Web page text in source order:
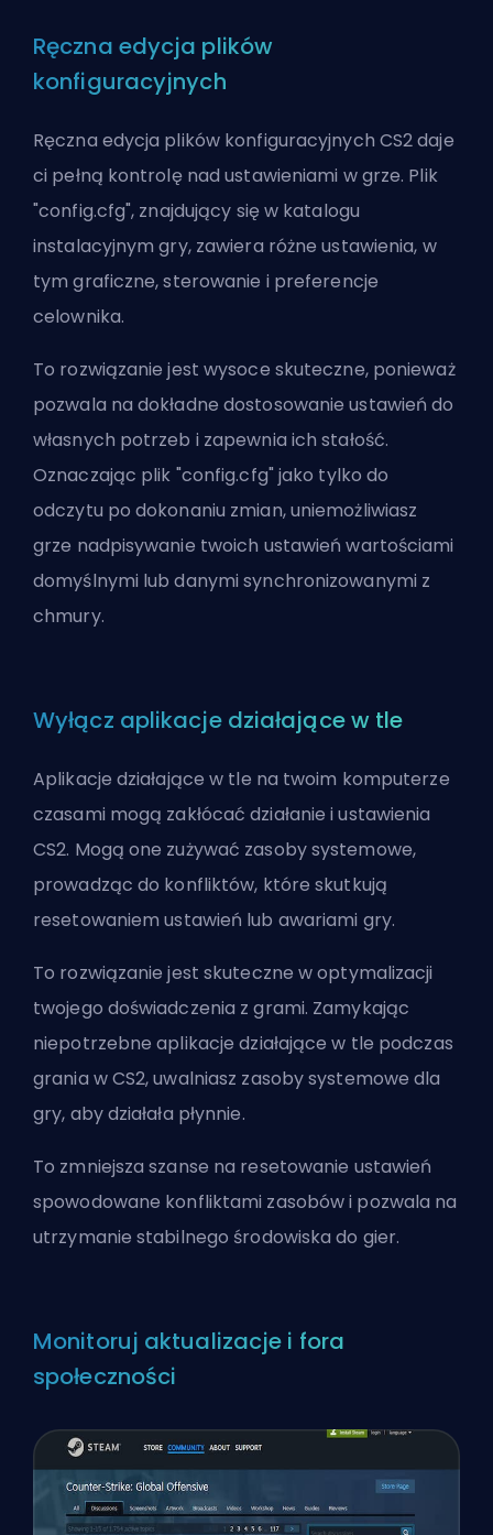
Ręczna edycja plików
konfiguracyjnych
Ręczna edycja plików konfiguracyjnych CS2 daje
ci pełną kontrolę nad ustawieniami w grze. Plik
"config.cfg", znajdujący się w katalogu
instalacyjnym gry, zawiera różne ustawienia, w
tym graficzne, sterowanie i preferencje
celownika.
To rozwiązanie jest wysoce skuteczne, ponieważ
pozwala na dokładne dostosowanie ustawień do
własnych potrzeb i zapewnia ich stałość.
Oznaczając plik "config.cfg" jako tylko do
odczytu po dokonaniu zmian, uniemożliwiasz
grze nadpisywanie twoich ustawień wartościami
domyślnymi lub danymi synchronizowanymi z
chmury.
Wyłącz aplikacje działające w tle
Aplikacje działające w tle na twoim komputerze
czasami mogą zakłócać działanie i ustawienia
CS2. Mogą one zużywać zasoby systemowe,
prowadząc do konfliktów, które skutkują
resetowaniem ustawień lub awariami gry.
To rozwiązanie jest skuteczne w optymalizacji
twojego doświadczenia z grami. Zamykając
niepotrzebne aplikacje działające w tle podczas
grania w CS2, uwalniasz zasoby systemowe dla
gry, aby działała płynnie.
To zmniejsza szanse na resetowanie ustawień
spowodowane konfliktami zasobów i pozwala na
utrzymanie stabilnego środowiska do gier.
Monitoruj aktualizacje i fora
społeczności